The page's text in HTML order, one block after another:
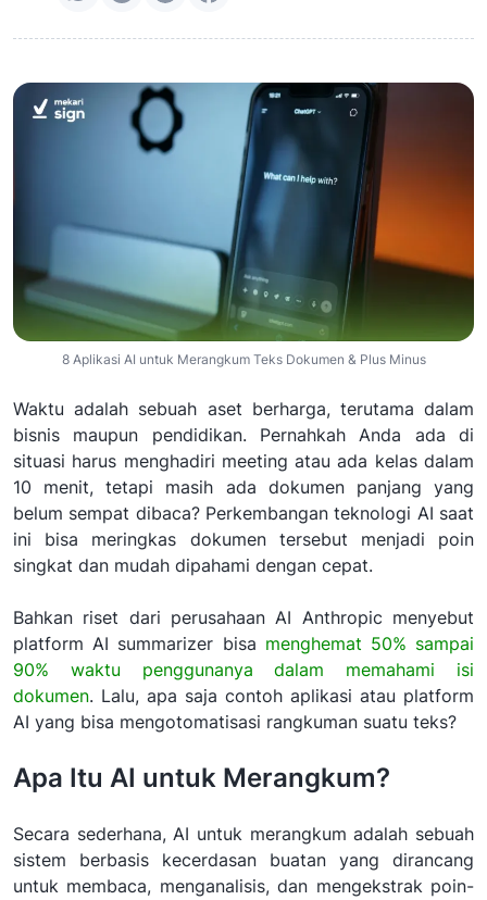
8 Aplikasi AI untuk Merangkum Teks Dokumen & Plus Minus
Waktu adalah sebuah aset berharga, terutama dalam
bisnis maupun pendidikan. Pernahkah Anda ada di
situasi harus menghadiri meeting atau ada kelas dalam
10 menit, tetapi masih ada dokumen panjang yang
belum sempat dibaca? Perkembangan teknologi AI saat
ini bisa meringkas dokumen tersebut menjadi poin
singkat dan mudah dipahami dengan cepat.
Bahkan riset dari perusahaan AI Anthropic menyebut
platform AI summarizer bisa menghemat 50% sampai
90% waktu penggunanya dalam memahami isi
dokumen. Lalu, apa saja contoh aplikasi atau platform
AI yang bisa mengotomatisasi rangkuman suatu teks?
Apa Itu AI untuk Merangkum?
Secara sederhana, AI untuk merangkum adalah sebuah
sistem berbasis kecerdasan buatan yang dirancang
untuk membaca, menganalisis, dan mengekstrak poin-